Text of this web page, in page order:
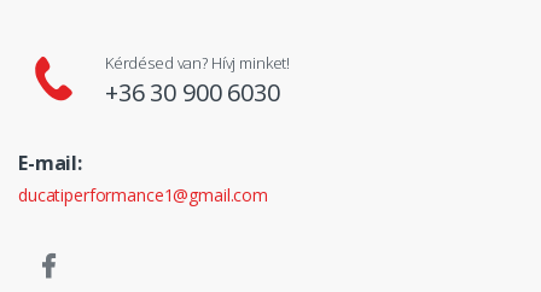
Kérdésed van? Hívj minket!
+36 30 900 6030
E-mail:
ducatiperformance1@gmail.com